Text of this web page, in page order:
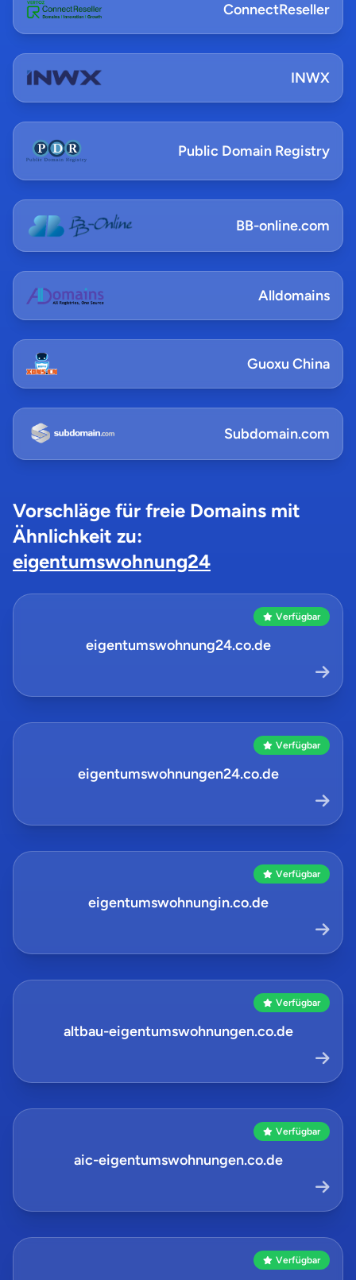
ConnectReseller
INWX
Public Domain Registry
BB-online.com
Alldomains
Guoxu China
Subdomain.com
Vorschläge für freie Domains mit
Ähnlichkeit zu:
eigentumswohnung24
Verfügbar
eigentumswohnung24.co.de
Verfügbar
eigentumswohnungen24.co.de
Verfügbar
eigentumswohnungin.co.de
Verfügbar
altbau-eigentumswohnungen.co.de
Verfügbar
aic-eigentumswohnungen.co.de
Verfügbar